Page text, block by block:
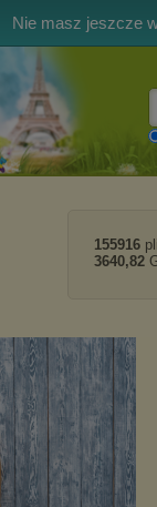
Nie masz jeszcze
155916
3640,82